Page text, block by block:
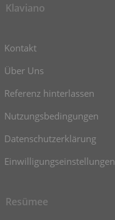
Klaviano
Kontakt
Über Uns
Referenz hinterlassen
Nutzungsbedingungen
Datenschutzerklärung
Einwilligungseinstellungen
Resümee